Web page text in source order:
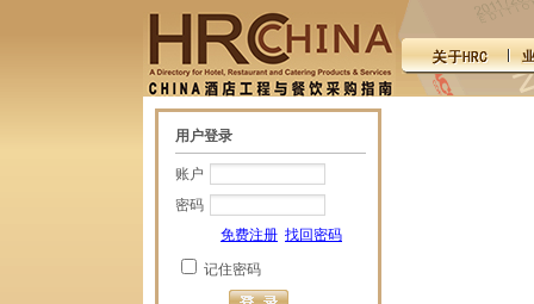
用户登录
账户
密码
免费注册 找回密码
记住密码